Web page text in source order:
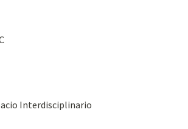
Interdisciplinario